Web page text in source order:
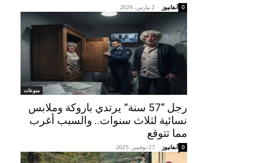
آنفانيوز - 2 مارس، 2026 0
منوعات
رجل “57 سنة” يرتدي باروكة وملابس
نسائية لثلاث سنوات.. والسبب أغرب
مما تتوقع
آنفانيوز - 27 نوفمبر، 2025 0